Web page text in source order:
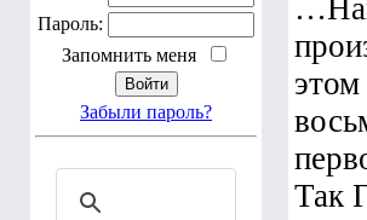
Пароль:
Запомнить меня
Забыли пароль?
Так